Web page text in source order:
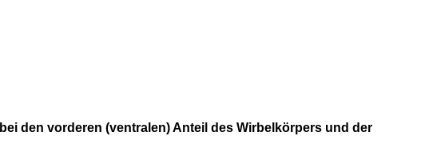
den vorderen (ventralen) Anteil des Wirbelkörpers und der